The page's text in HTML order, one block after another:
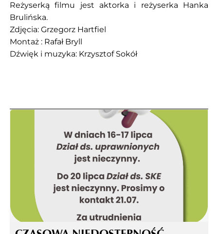
Reżyserką filmu jest aktorka i reżyserka Hanka
Brulińska.
Zdjęcia: Grzegorz Hartfiel
Montaż : Rafał Bryll
Dźwięk i muzyka: Krzysztof Sokół